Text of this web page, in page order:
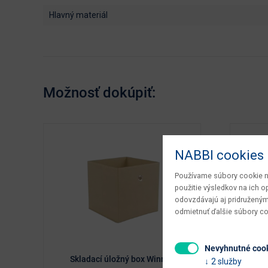
hlavný materiál
Možnosť dokúpiť:
Skladací úložný box Winny -
NABBI cookies
Používame súbory cookie
použitie výsledkov na ich
odovzdávajú aj
odmietnuť ďalšie súbory
Nevyhnutné
2 služby